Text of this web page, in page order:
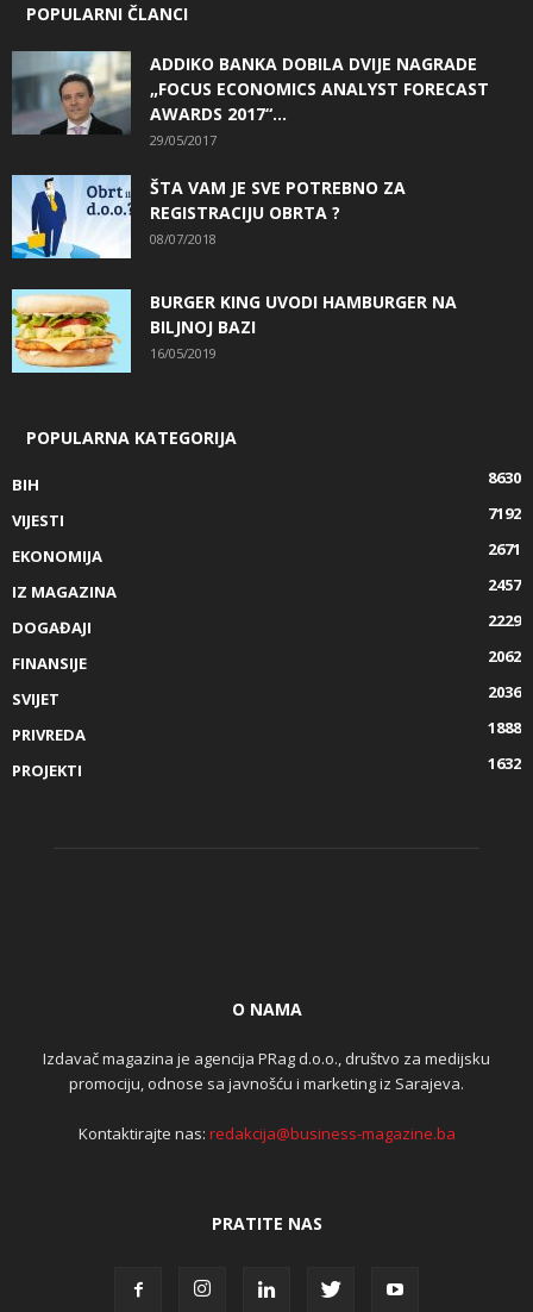
POPULARNI ČLANCI
ADDIKO BANKA DOBILA DVIJE NAGRADE
„FOCUS ECONOMICS ANALYST FORECAST
AWARDS 2017“...
29/05/2017
ŠTA VAM JE SVE POTREBNO ZA
REGISTRACIJU OBRTA ?
08/07/2018
BURGER KING UVODI HAMBURGER NA
BILJNOJ BAZI
16/05/2019
POPULARNA KATEGORIJA
BIH
8630
VIJESTI
7192
EKONOMIJA
2671
IZ MAGAZINA
2457
DOGAĐAJI
2229
FINANSIJE
2062
SVIJET
2036
PRIVREDA
1888
PROJEKTI
1632
O NAMA
Izdavač magazina je agencija PRag d.o.o., društvo za medijsku
promociju, odnose sa javnošću i marketing iz Sarajeva.
Kontaktirajte nas: redakcija@business-magazine.ba
PRATITE NAS